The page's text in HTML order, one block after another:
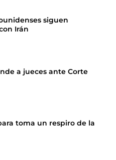
siguen
Irán
a jueces ante Corte
toma un respiro de la